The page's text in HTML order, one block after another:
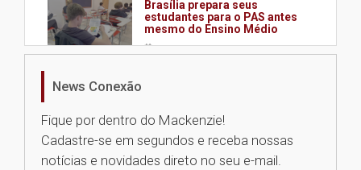
Brasília prepara seus
estudantes para o PAS antes
mesmo do Ensino Médio
04.08.2026
na educação dos filhos além da
escola
04.08.2026
News Conexão
Fique por dentro do Mackenzie!
Cadastre-se em segundos e receba nossas
notícias e novidades direto no seu e-mail.